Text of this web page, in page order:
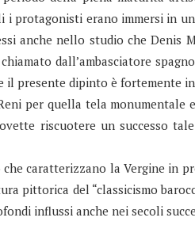
protagonisti erano immersi in
anche nello studio che
dall’ambasciatore
il presente dipinto è fortemente
per quella tela monumentale
riscuotere un successo
caratterizzano la Vergine in
pittorica del “classicismo
influssi anche nei secoli